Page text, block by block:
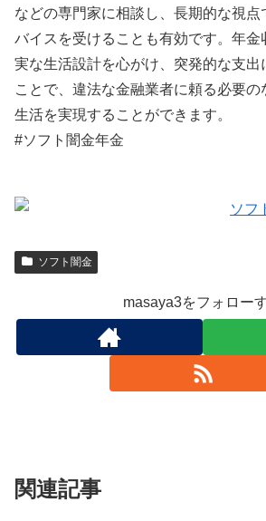
などの専門家に相談し、長期的な視点
バイスを受けることも有効です。年金
実な生活設計を心がけ、突発的な支出
ことで、違法な金融業者に頼る必要
生活を実現することができます。
#ソフト闇金年金
ソフト闇金
masaya3をフォロー
関連記事